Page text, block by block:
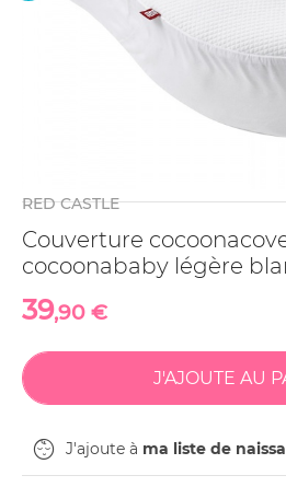
RED CASTLE
Couverture
cocoonababy légère
39,90 €
J'ajoute à ma liste de